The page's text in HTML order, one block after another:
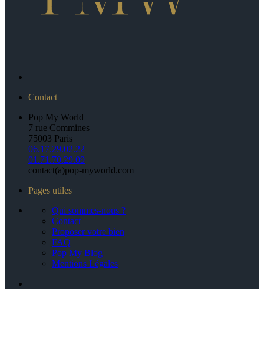
Contact
Pop My World
7 rue Commines
75003 Paris
06.17.29.02.22
01.71.70.29.09
contact(a)pop-myworld.com
Pages utiles
Qui sommes-nous ?
Contact
Proposer votre bien
FAQ
Pop My Blog
Mentions Légales